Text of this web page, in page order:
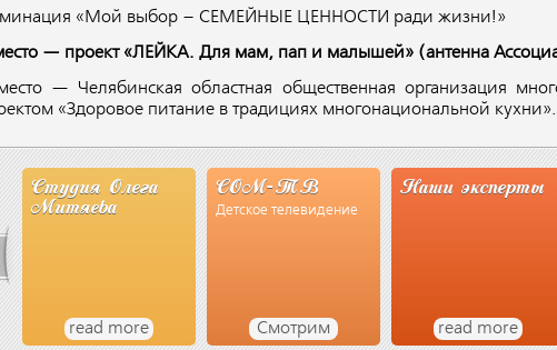
«Мой выбор – СЕМЕЙНЫЕ ЦЕННОСТИ ради жизни!»
— проект «ЛЕЙКА. Для мам, пап и малышей» (антенна
— Челябинская областная общественная организация
«Здоровое питание в традициях многонациональной кухни».
СОМ-ТВ
Детское телевидение
Смотрим
Наши эксперты
read more
СМИ о нас
Читаем